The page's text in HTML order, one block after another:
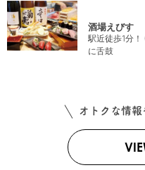
酒場えびす
駅近徒歩1分
に舌鼓
オトクな情